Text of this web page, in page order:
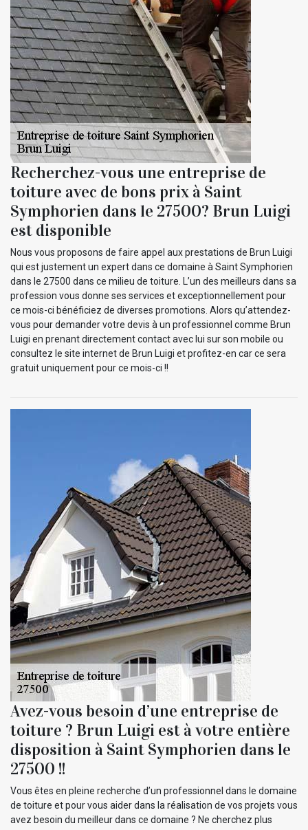
Recherchez-vous une entreprise de
toiture avec de bons prix à Saint
Symphorien dans le 27500? Brun Luigi
est disponible
Nous vous proposons de faire appel aux prestations de Brun Luigi
qui est justement un expert dans ce domaine à Saint Symphorien
dans le 27500 dans ce milieu de toiture. L’un des meilleurs dans sa
profession vous donne ses services et exceptionnellement pour
ce mois-ci bénéficiez de diverses promotions. Alors qu’attendez-
vous pour demander votre devis à un professionnel comme Brun
Luigi en prenant directement contact avec lui sur son mobile ou
consultez le site internet de Brun Luigi et profitez-en car ce sera
gratuit uniquement pour ce mois-ci !!
Avez-vous besoin d’une entreprise de
toiture ? Brun Luigi est à votre entière
disposition à Saint Symphorien dans le
27500 !!
Vous êtes en pleine recherche d’un professionnel dans le domaine
de toiture et pour vous aider dans la réalisation de vos projets vous
avez besoin du meilleur dans ce domaine ? Ne cherchez plus